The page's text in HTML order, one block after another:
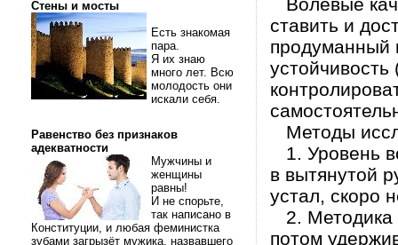
Стены и мосты
Есть знакомая
пара.
Я их знаю
много лет. Всю
молодость они
искали себя.
Равенство без признаков
адекватности
Мужчины и
женщины
равны!
И не спорьте,
так написано в
Конституции, и любая феминистка
зубами загрызёт мужика, назвавшего
ставить и
продуманный
Методы
1. Уровень
в вытянутой
устал, скоро
2. Методика
потом